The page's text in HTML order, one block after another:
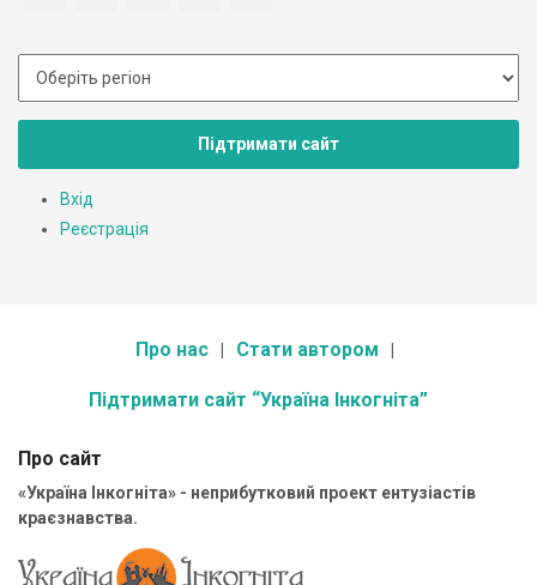
Підтримати сайт
Вхід
Реєстрація
Про нас Стати автором
Підтримати сайт “Україна Інкогніта”
Про сайт
«Україна Інкогніта» - неприбутковий проект ентузіастів
краєзнавства.